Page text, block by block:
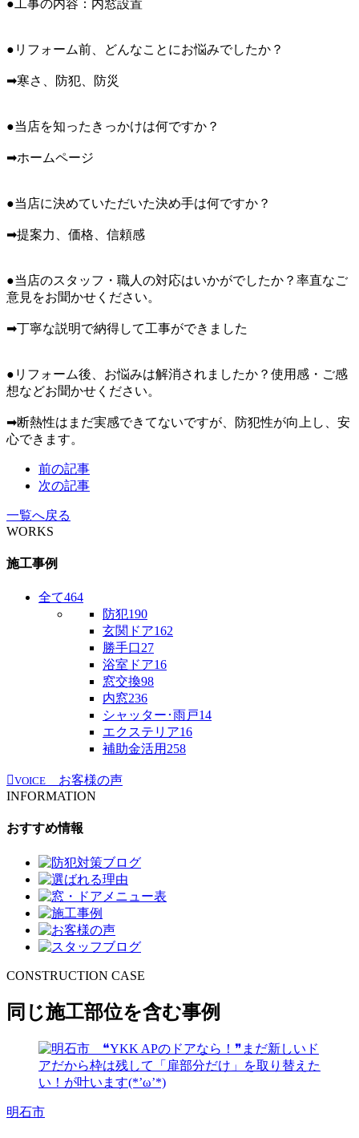
●工事の内容：内窓設置
●リフォーム前、どんなことにお悩みでしたか？
➡寒さ、防犯、防災
●当店を知ったきっかけは何ですか？
➡ホームページ
●当店に決めていただいた決め手は何ですか？
➡提案力、価格、信頼感
●当店のスタッフ・職人の対応はいかがでしたか？率直なご
意見をお聞かせください。
➡丁寧な説明で納得して工事ができました
●リフォーム後、お悩みは解消されましたか？使用感・ご感
想などお聞かせください。
➡断熱性はまだ実感できてないですが、防犯性が向上し、安
心できます。
前の記事
次の記事
一覧へ戻る
WORKS
施工事例
全て464
防犯190
玄関ドア162
勝手口27
浴室ドア16
窓交換98
内窓236
シャッター･雨戸14
エクステリア16
補助金活用 258
VOICE
お客様の声
INFORMATION
おすすめ情報
CONSTRUCTION CASE
同じ施工部位を含む事例
明石市